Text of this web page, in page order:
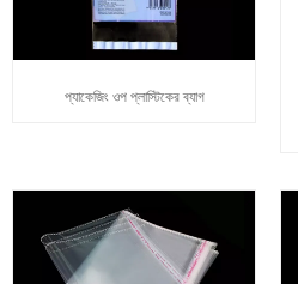
প্যাকেজিং ওপ প্লাস্টিকের ব্যাগ